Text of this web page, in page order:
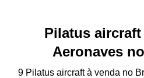
Pilatus aircraft
Aeronaves
9 Pilatus aircraft à venda no